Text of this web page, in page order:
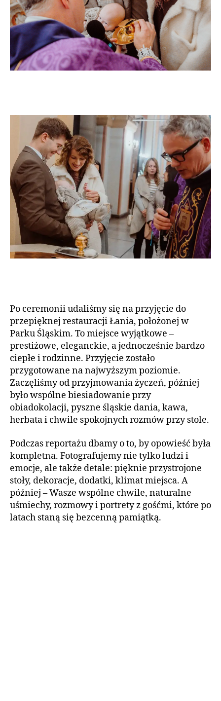
Po ceremonii udaliśmy się na przyjęcie do
przepięknej restauracji Łania, położonej w
Parku Śląskim. To miejsce wyjątkowe –
prestiżowe, eleganckie, a jednocześnie bardzo
ciepłe i rodzinne. Przyjęcie zostało
przygotowane na najwyższym poziomie.
Zaczęliśmy od przyjmowania życzeń, później
było wspólne biesiadowanie przy
obiadokolacji, pyszne śląskie dania, kawa,
herbata i chwile spokojnych rozmów przy stole.
Podczas reportażu dbamy o to, by opowieść była
kompletna. Fotografujemy nie tylko ludzi i
emocje, ale także detale: pięknie przystrojone
stoły, dekoracje, dodatki, klimat miejsca. A
później – Wasze wspólne chwile, naturalne
uśmiechy, rozmowy i portrety z gośćmi, które po
latach staną się bezcenną pamiątką.